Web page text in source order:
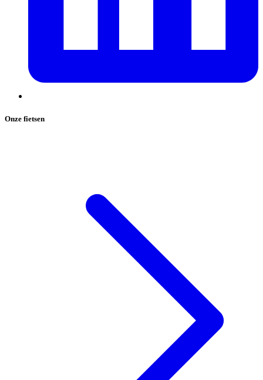
Onze fietsen